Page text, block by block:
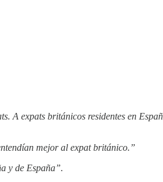
A expats británicos residentes en
mejor al expat británico.”
y de España”.